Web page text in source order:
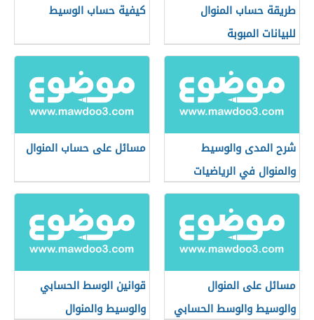
طريقة حساب المنوال
للبيانات المبوبة
كيفية حساب الوسيط
شرح المدى والوسيط
والمنوال في الرياضيات
مسائل على حساب المنوال
مسائل على المنوال
والوسيط والوسط الحسابي
قوانين الوسط الحسابي
والوسيط والمنوال